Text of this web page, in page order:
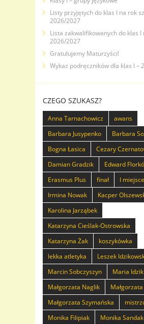
Listy przyjętych do klas I na rok
2026/2027
Lista zakwalifikowanych do klas I
2026/2027
Gratulujemy Maturzyści!
Wykaz podręczników dla klas I –
CZEGO SZUKASZ?
Anna Tarnachowicz
awans
Barbara Jusypenko
Barbara
Bogna Łasica
Cezary
Damian Gradzik
Edward
Erasmus Plus
finał
I miejsce
Irmina Nowak
Kacper
Karolina Jarząbek
Katarzyna Cieślak-Ostrowska
Katarzyna Żak
koszykówka
lekka atletyka
Leszek
Marcin Sobczyszyn
Maria Idzik
Małgorzata Naglik
Małgorzata Szymańska
Monika Filipiak
Monika Sandak